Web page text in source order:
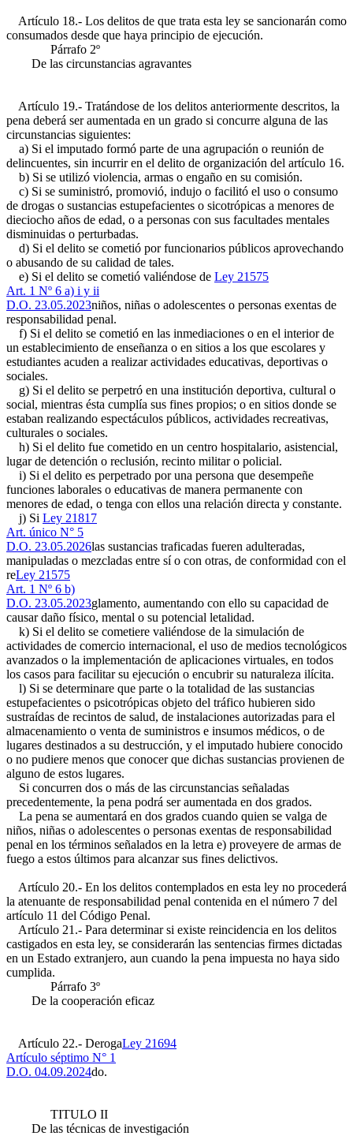
Artículo 18.- Los delitos de que trata esta ley se sancionarán como
consumados desde que haya principio de ejecución.
Párrafo 2º
De las circunstancias agravantes
Artículo 19.- Tratándose de los delitos anteriormente descritos, la
pena deberá ser aumentada en un grado si concurre alguna de las
circunstancias siguientes:
a) Si el imputado formó parte de una agrupación o reunión de
delincuentes, sin incurrir en el delito de organización del artículo 16.
b) Si se utilizó violencia, armas o engaño en su comisión.
c) Si se suministró, promovió, indujo o facilitó el uso o consumo
de drogas o sustancias estupefacientes o sicotrópicas a menores de
dieciocho años de edad, o a personas con sus facultades mentales
disminuidas o perturbadas.
d) Si el delito se cometió por funcionarios públicos aprovechando
o abusando de su calidad de tales.
e) Si el delito se cometió valiéndose de Ley 21575
Art. 1 Nº 6 a) i y ii
D.O. 23.05.2023niños, niñas o adolescentes o personas exentas de
responsabilidad penal.
f) Si el delito se cometió en las inmediaciones o en el interior de
un establecimiento de enseñanza o en sitios a los que escolares y
estudiantes acuden a realizar actividades educativas, deportivas o
sociales.
g) Si el delito se perpetró en una institución deportiva, cultural o
social, mientras ésta cumplía sus fines propios; o en sitios donde se
estaban realizando espectáculos públicos, actividades recreativas,
culturales o sociales.
h) Si el delito fue cometido en un centro hospitalario, asistencial,
lugar de detención o reclusión, recinto militar o policial.
i) Si el delito es perpetrado por una persona que desempeñe
funciones laborales o educativas de manera permanente con
menores de edad, o tenga con ellos una relación directa y constante.
j) Si Ley 21817
Art. único N° 5
D.O. 23.05.2026las sustancias traficadas fueren adulteradas,
manipuladas o mezcladas entre sí o con otras, de conformidad con el
reLey 21575
Art. 1 Nº 6 b)
D.O. 23.05.2023glamento, aumentando con ello su capacidad de
causar daño físico, mental o su potencial letalidad.
k) Si el delito se cometiere valiéndose de la simulación de
actividades de comercio internacional, el uso de medios tecnológicos
avanzados o la implementación de aplicaciones virtuales, en todos
los casos para facilitar su ejecución o encubrir su naturaleza ilícita.
l) Si se determinare que parte o la totalidad de las sustancias
estupefacientes o psicotrópicas objeto del tráfico hubieren sido
sustraídas de recintos de salud, de instalaciones autorizadas para el
almacenamiento o venta de suministros e insumos médicos, o de
lugares destinados a su destrucción, y el imputado hubiere conocido
o no pudiere menos que conocer que dichas sustancias provienen de
alguno de estos lugares.
Si concurren dos o más de las circunstancias señaladas
precedentemente, la pena podrá ser aumentada en dos grados.
La pena se aumentará en dos grados cuando quien se valga de
niños, niñas o adolescentes o personas exentas de responsabilidad
penal en los términos señalados en la letra e) proveyere de armas de
fuego a estos últimos para alcanzar sus fines delictivos.
Artículo 20.- En los delitos contemplados en esta ley no procederá
la atenuante de responsabilidad penal contenida en el número 7 del
artículo 11 del Código Penal.
Artículo 21.- Para determinar si existe reincidencia en los delitos
castigados en esta ley, se considerarán las sentencias firmes dictadas
en un Estado extranjero, aun cuando la pena impuesta no haya sido
cumplida.
Párrafo 3º
De la cooperación eficaz
Artículo 22.- DerogaLey 21694
Artículo séptimo N° 1
D.O. 04.09.2024do.
TITULO II
De las técnicas de investigación